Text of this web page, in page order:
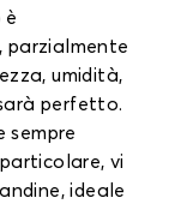
è
umidità,
perfetto.
sempre
vi
ideale